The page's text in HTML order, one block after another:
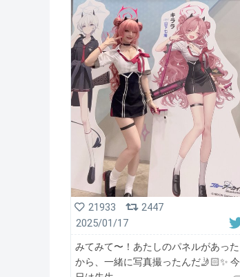
21933
2447
2025/01/17
みてみて〜！あたしのパネルがあった
から、一緒に写真撮ったんだ🤳🏻✨ 今